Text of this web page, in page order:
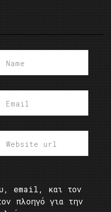
email, και τον
πλοηγό για την